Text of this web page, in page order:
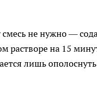
не нужно —
растворе на 15
лишь